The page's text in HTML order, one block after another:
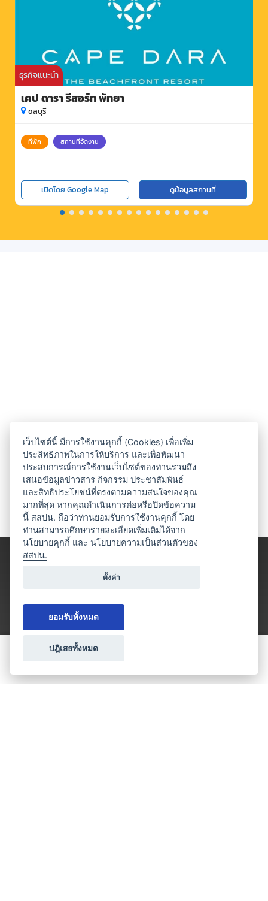
ธุรกิจแนะนำ
เคป ดารา รีสอร์ท พัทยา
ชลบุรี
ที่พัก สถานที่จัดงาน
เปิดโดย Google Map ดูข้อมูลสถานที่
ประเภทธุรกิจไมซ์
เว็บไซต์นี้ มีการใช้งานคุกกี้ (Cookies) เพื่อเพิ่ม
ประสิทธิภาพในการให้บริการ และเพื่อพัฒนา
ประสบการณ์การใช้งานเว็บไซต์ของท่านรวมถึง
เสนอข้อมูลข่าวสาร กิจกรรม ประชาสัมพันธ์
และสิทธิประโยชน์ที่ตรงตามความสนใจของคุณ
มากที่สุด หากคุณดำเนินการต่อหรือปิดข้อความ
นี้ สสปน. ถือว่าท่านยอมรับการใช้งานคุกกี้ โดย
ท่านสามารถศึกษารายละเอียดเพิ่มเติมได้จาก
นโยบายคุกกี้ และนโยบายความเป็นส่วนตัวของ
สสปน.
ตั้งค่า
ยอมรับทั้งหมด
ปฎิเสธทั้งหมด